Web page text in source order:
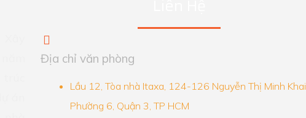
Địa chỉ văn phòng
Lầu 12, Tòa nhà Itaxa, 124-126 Nguyễn Thị Minh Khai,
Phường 6, Quận 3, TP HCM